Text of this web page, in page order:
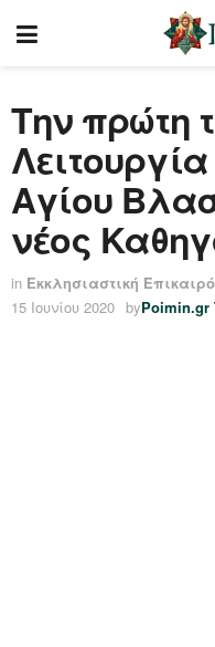
Την πρώτη
Αγίου
νέος
in Εκκλησιαστική
15 Ιουνίου 2020 byPoimin.gr